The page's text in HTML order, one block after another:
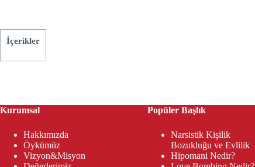
İçerikler
Kurumsal
Hakkımızda
Öykümüz
Vizyon&Misyon
Popüler Başlık
Narsistik Kişilik
Bozukluğu ve Evlilik
Hipomani Nedir?